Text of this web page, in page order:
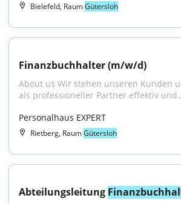
Bielefeld, RaumGütersloh
Finanzbuchhalter (m/w/d)
About us Wir stehen unseren Kunden
als professioneller Partner effektiv
Personalhaus EXPERT
Rietberg, RaumGütersloh
Abteilungsleitung